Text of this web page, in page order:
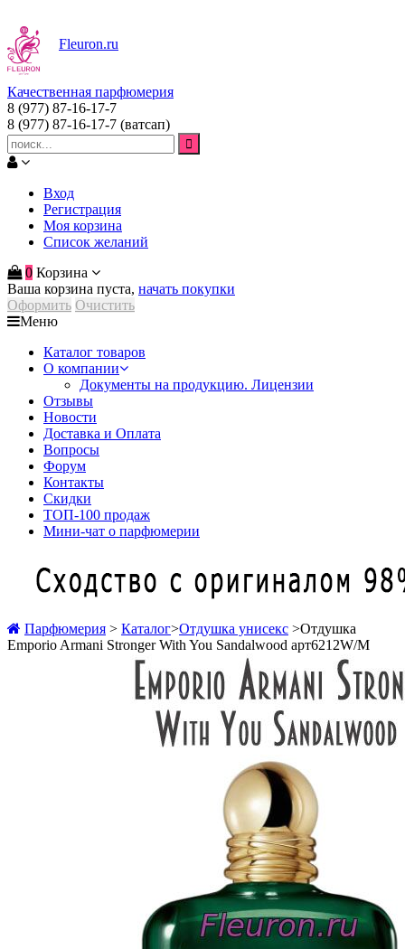
Fleuron.ru
Качественная парфюмерия
8 (977) 87-16-17-7
8 (977) 87-16-17-7 (ватсап)
Вход
Регистрация
Моя корзина
Список желаний
0 Корзина
Ваша корзина пуста, начать покупки
Оформить Очистить
Меню
Каталог товаров
О компании
Документы на продукцию. Лицензии
Отзывы
Новости
Доставка и Оплата
Вопросы
Форум
Контакты
Скидки
ТОП-100 продаж
Мини-чат о парфюмерии
Парфюмерия > Каталог>Отдушка унисекс >Отдушка
Emporio Armani Stronger With You Sandalwood арт6212W/M